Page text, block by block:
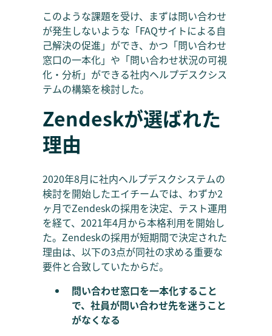
このような課題を受け、まずは問い合わせ
が発生しないような「FAQサイトによる自
己解決の促進」ができ、かつ「問い合わせ
窓口の一本化」や「問い合わせ状況の可視
化・分析」ができる社内ヘルプデスクシス
テムの構築を検討した。
Zendeskが選ばれた
理由
2020年8月に社内ヘルプデスクシステムの
検討を開始したエイチームでは、わずか2
ヶ月でZendeskの採用を決定、テスト運用
を経て、2021年4月から本格利用を開始し
た。Zendeskの採用が短期間で決定された
理由は、以下の3点が同社の求める重要な
要件と合致していたからだ。
問い合わせ窓口を一本化すること
で、社員が問い合わせ先を迷うこと
がなくなる